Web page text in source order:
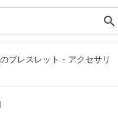
search
ブレスレット・アクセサリ